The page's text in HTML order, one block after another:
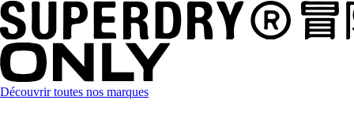
Découvrir toutes nos marques